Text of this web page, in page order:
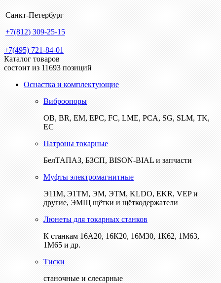
Санкт-Петербург
+7(812) 309-25-15
+7(495) 721-84-01
Каталог товаров
состоит из 11693 позиций
Оснастка и комплектующие
Виброопоры
ОВ, BR, EM, EPC, FC, LME, PCA, SG, SLM, TK,
EC
Патроны токарные
БелТАПАЗ, БЗСП, BISON-BIAL и запчасти
Муфты электромагнитные
Э11М, Э1ТМ, ЭМ, ЭТМ, KLDO, EKR, VEP и
другие, ЭМЩ щётки и щёткодержатели
Люнеты для токарных станков
К станкам 16А20, 16К20, 16М30, 1К62, 1М63,
1М65 и др.
Тиски
станочные и слесарные